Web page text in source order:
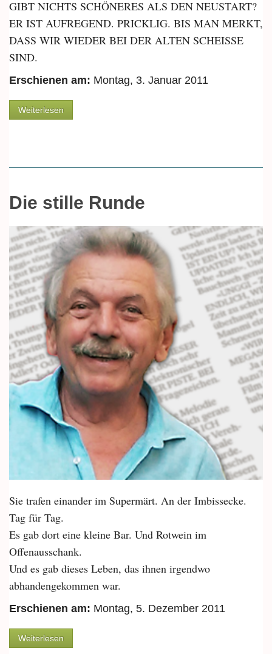
GIBT NICHTS SCHÖNERES ALS DEN NEUSTART?
ER IST AUFREGEND. PRICKLIG. BIS MAN MERKT,
DASS WIR WIEDER BEI DER ALTEN SCHEISSE
SIND.
Erschienen am: Montag, 3. Januar 2011
Weiterlesen
Die stille Runde
Sie trafen einander im Supermärt. An der Imbissecke.
Tag für Tag.
Es gab dort eine kleine Bar. Und Rotwein im
Offenausschank.
Und es gab dieses Leben, das ihnen irgendwo
abhandengekommen war.
Erschienen am: Montag, 5. Dezember 2011
Weiterlesen